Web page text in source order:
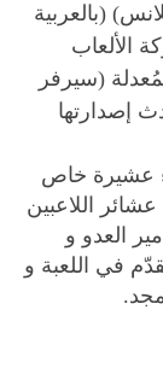
(بالعربية
الألعاب
(سيرفر
إصدارتها
عشيرة خاص
اللاعبين
العدو و
في اللعبة و